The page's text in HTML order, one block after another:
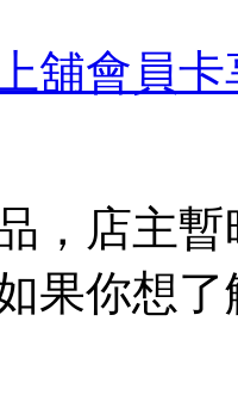
舖會員
，店主
果你想